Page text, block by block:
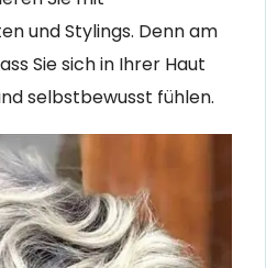
und Stylings. Denn am
Sie sich in Ihrer Haut
selbstbewusst fühlen.